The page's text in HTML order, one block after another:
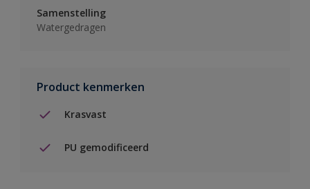
Samenstelling
Watergedragen
Product kenmerken
Krasvast
PU gemodificeerd